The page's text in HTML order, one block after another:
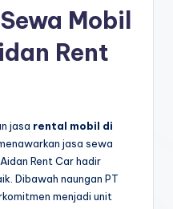
Mobil
Rent
jasa rental mobil di
jasa sewa
Rent Car hadir
Dibawah naungan PT
menjadi unit